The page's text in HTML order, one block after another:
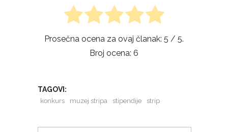
Prosečna ocena za ovaj članak: 5 / 5.
Broj ocena: 6
TAGOVI:
konkurs muzej stripa stipendije strip